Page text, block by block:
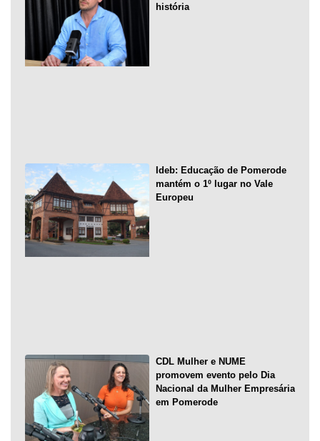
história
Ideb: Educação de Pomerode
mantém o 1º lugar no Vale
Europeu
CDL Mulher e NUME
promovem evento pelo Dia
Nacional da Mulher Empresária
em Pomerode